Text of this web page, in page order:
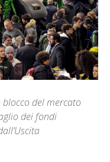
blocco del mercato
dei fondi